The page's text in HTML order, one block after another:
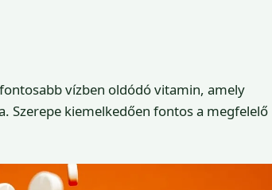
vízben oldódó vitamin, amely
Szerepe kiemelkedően fontos a megfelelő